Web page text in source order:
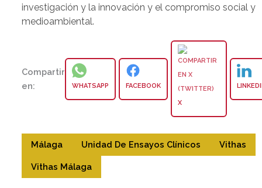
investigación y la innovación y el compromiso social y
medioambiental.
Compartir
en:
WHATSAPP FACEBOOK
X
Málaga Unidad De Ensayos Clínicos Vithas
Vithas Málaga